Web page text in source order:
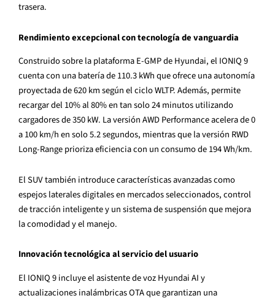
trasera.
Rendimiento excepcional con tecnología de vanguardia
Construido sobre la plataforma E-GMP de Hyundai, el IONIQ 9
cuenta con una batería de 110.3 kWh que ofrece una autonomía
proyectada de 620 km según el ciclo WLTP. Además, permite
recargar del 10% al 80% en tan solo 24 minutos utilizando
cargadores de 350 kW. La versión AWD Performance acelera de 0
a 100 km/h en solo 5.2 segundos, mientras que la versión RWD
Long-Range prioriza eficiencia con un consumo de 194 Wh/km.
El SUV también introduce características avanzadas como
espejos laterales digitales en mercados seleccionados, control
de tracción inteligente y un sistema de suspensión que mejora
la comodidad y el manejo.
Innovación tecnológica al servicio del usuario
El IONIQ 9 incluye el asistente de voz Hyundai AI y
actualizaciones inalámbricas OTA que garantizan una